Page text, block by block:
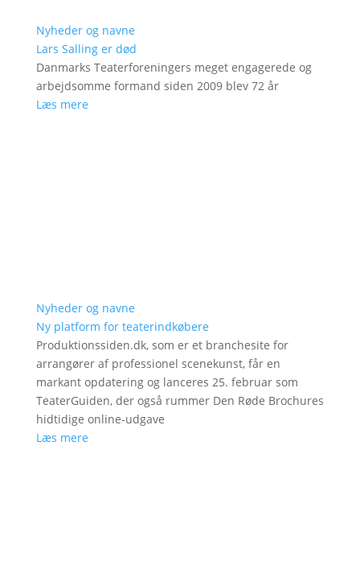
Nyheder og navne
Lars Salling er død
Danmarks Teaterforeningers meget engagerede og
arbejdsomme formand siden 2009 blev 72 år
Læs mere
Nyheder og navne
Ny platform for teaterindkøbere
Produktionssiden.dk, som er et branchesite for
arrangører af professionel scenekunst, får en
markant opdatering og lanceres 25. februar som
TeaterGuiden, der også rummer Den Røde Brochures
hidtidige online-udgave
Læs mere